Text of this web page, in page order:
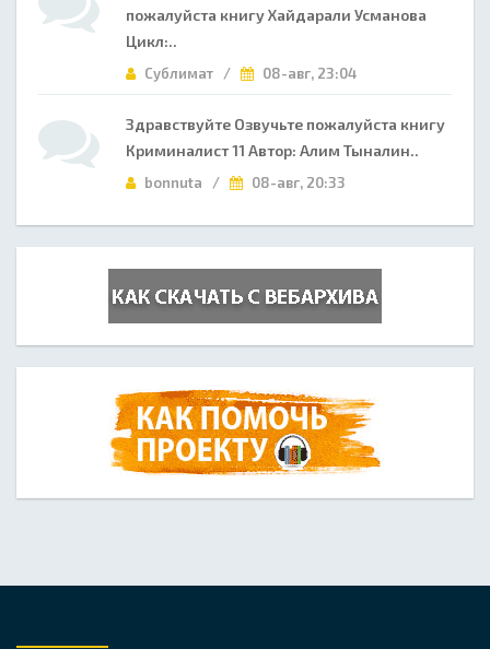
пожалуйста книгу Хайдарали Усманова
Цикл:..
Сублимат / 08-авг, 23:04
Здравствуйте Озвучьте пожалуйста книгу
Криминалист 11 Автор: Алим Тыналин..
bonnuta / 08-авг, 20:33